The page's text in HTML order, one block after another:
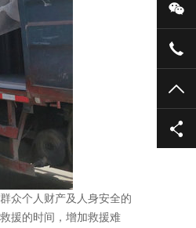
众个人财产及人身安全的
援的时间，增加救援难
微